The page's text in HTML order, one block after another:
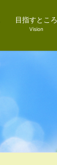
目指すところ
Vision